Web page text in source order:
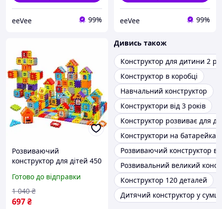
eeVee 99% eeVee 99%
Розвиваючий
конструктор для дітей 450
для будівництва
будиночків (61215)
Готово до відправки
697₴
1 040 ₴
Дивись також
Конструктор для дитини 2
Конструктор в коробці
Навчальний конструктор
Конструктори від 3 років
Конструктор розвиває для
Конструктори на батарейках
Розвиваючий конструктор в
Розвивальний великий
Конструктор 120 деталей
Дитячий конструктор у сумці